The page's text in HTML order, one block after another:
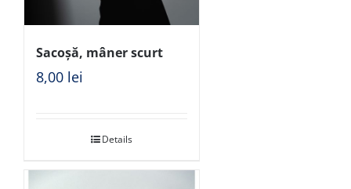
Sacoșă, mâner scurt
8,00 lei
Details